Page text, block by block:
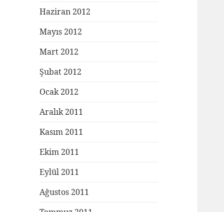
Haziran 2012
Mayıs 2012
Mart 2012
Şubat 2012
Ocak 2012
Aralık 2011
Kasım 2011
Ekim 2011
Eylül 2011
Ağustos 2011